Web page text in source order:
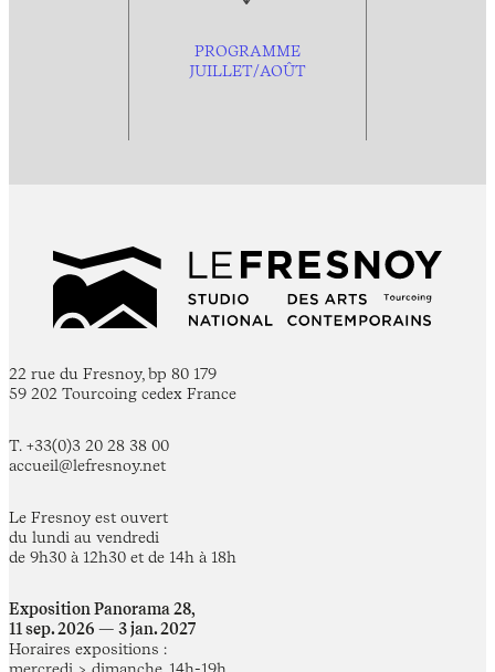
PROGRAMME
JUILLET/AOÛT
22 rue du Fresnoy, bp 80 179
59 202 Tourcoing cedex France
T. +33(0)3 20 28 38 00
accueil@lefresnoy.net
Le Fresnoy est ouvert
du lundi au vendredi
de 9h30 à 12h30 et de 14h à 18h
Exposition Panorama 28,
11 sep. 2026 — 3 jan. 2027
Horaires expositions :